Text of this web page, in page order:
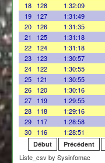
18
128 1:32:09
19
127 1:31:49
20
126 1:31:35
21
125 1:31:18
22
124 1:31:18
23
123 1:30:57
24
122 1:30:55
25
121 1:30:55
26
120 1:30:16
27
119 1:29:55
28
118 1:29:16
29
117 1:28:58
30
116 1:28:51
Début Précédent
Liste_csv by Sysinfomac